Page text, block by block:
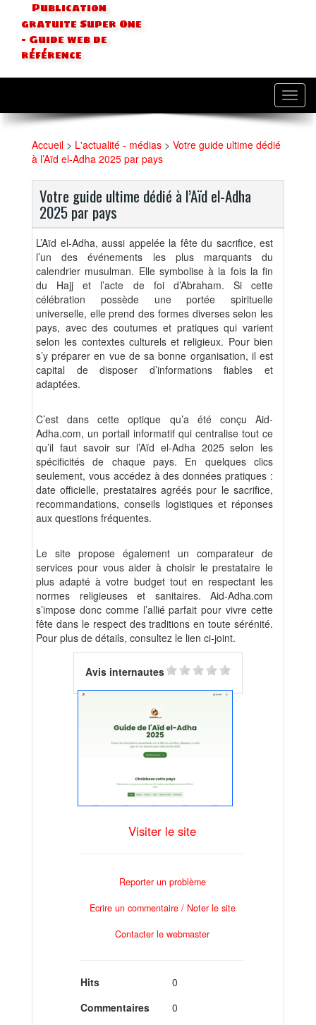
Publication
gratuite Super One
- Guide web de
référence
Accueil > L'actualité - médias > Votre guide ultime dédié
à l’Aïd el-Adha 2025 par pays
Votre guide ultime dédié à l’Aïd el-Adha
2025 par pays
L’Aïd el-Adha, aussi appelée la fête du sacrifice, est
l’un des événements les plus marquants du
calendrier musulman. Elle symbolise à la fois la fin
du Hajj et l’acte de foi d’Abraham. Si cette
célébration possède une portée spirituelle
universelle, elle prend des formes diverses selon les
pays, avec des coutumes et pratiques qui varient
selon les contextes culturels et religieux. Pour bien
s’y préparer en vue de sa bonne organisation, il est
capital de disposer d’informations fiables et
adaptées.
C’est dans cette optique qu’a été conçu Aid-
Adha.com, un portail informatif qui centralise tout ce
qu’il faut savoir sur l’Aïd el-Adha 2025 selon les
spécificités de chaque pays. En quelques clics
seulement, vous accédez à des données pratiques :
date officielle, prestataires agréés pour le sacrifice,
recommandations, conseils logistiques et réponses
aux questions fréquentes.
Le site propose également un comparateur de
services pour vous aider à choisir le prestataire le
plus adapté à votre budget tout en respectant les
normes religieuses et sanitaires. Aid-Adha.com
s’impose donc comme l’allié parfait pour vivre cette
fête dans le respect des traditions en toute sérénité.
Pour plus de détails, consultez le lien ci-joint.
Avis internautes
Visiter le site
Reporter un problème
Ecrire un commentaire / Noter le site
Contacter le webmaster
Hits
0
Commentaires
0